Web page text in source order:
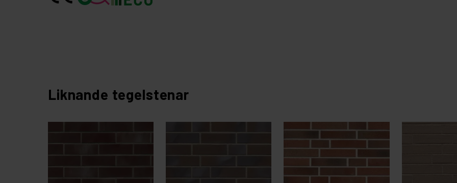
Liknande tegelstenar